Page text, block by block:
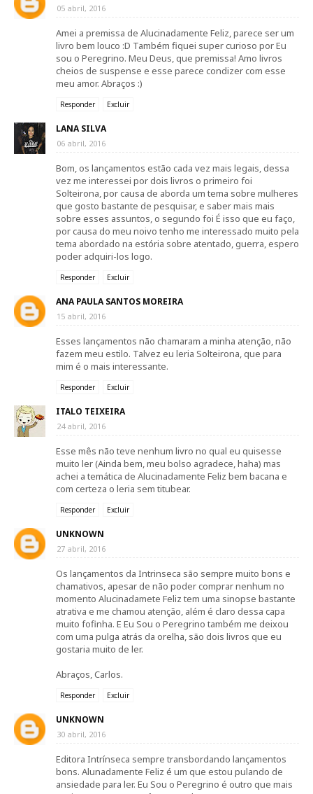
05 abril, 2016
Amei a premissa de Alucinadamente Feliz, parece ser um
livro bem louco :D Também fiquei super curioso por Eu
sou o Peregrino. Meu Deus, que premissa! Amo livros
cheios de suspense e esse parece condizer com esse
meu amor. Abraços :)
Responder Excluir
LANA SILVA
06 abril, 2016
Bom, os lançamentos estão cada vez mais legais, dessa
vez me interessei por dois livros o primeiro foi
Solteirona, por causa de aborda um tema sobre mulheres
que gosto bastante de pesquisar, e saber mais mais
sobre esses assuntos, o segundo foi É isso que eu faço,
por causa do meu noivo tenho me interessado muito pela
tema abordado na estória sobre atentado, guerra, espero
poder adquiri-los logo.
Responder Excluir
ANA PAULA SANTOS MOREIRA
15 abril, 2016
Esses lançamentos não chamaram a minha atenção, não
fazem meu estilo. Talvez eu leria Solteirona, que para
mim é o mais interessante.
Responder Excluir
ITALO TEIXEIRA
24 abril, 2016
Esse mês não teve nenhum livro no qual eu quisesse
muito ler (Ainda bem, meu bolso agradece, haha) mas
achei a temática de Alucinadamente Feliz bem bacana e
com certeza o leria sem titubear.
Responder Excluir
UNKNOWN
27 abril, 2016
Os lançamentos da Intrinseca são sempre muito bons e
chamativos, apesar de não poder comprar nenhum no
momento Alucinadamete Feliz tem uma sinopse bastante
atrativa e me chamou atenção, além é claro dessa capa
muito fofinha. E Eu Sou o Peregrino também me deixou
com uma pulga atrás da orelha, são dois livros que eu
gostaria muito de ler.
Abraços, Carlos.
Responder Excluir
UNKNOWN
30 abril, 2016
Editora Intrínseca sempre transbordando lançamentos
bons. Alunadamente Feliz é um que estou pulando de
ansiedade para ler. Eu Sou o Peregrino é outro que mais